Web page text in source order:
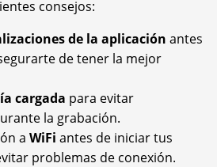
consejos:
de la aplicación antes
de tener la mejor
cargada para evitar
la grabación.
a WiFi antes de iniciar tus
problemas de conexión.